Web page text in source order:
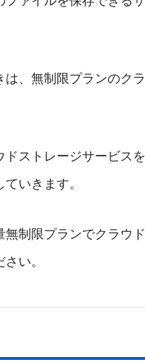
、無制限プランのク
ストレージサービス
いきます。
無制限プランでクラウ
い。